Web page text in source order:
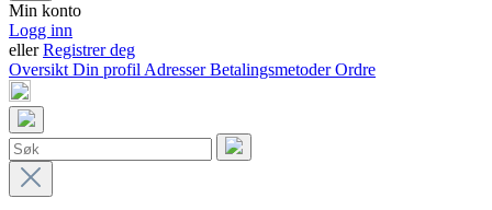
Min konto
Logg inn
ellerRegistrer deg
Oversikt Din profil AdresserBetalingsmetoderOrdre